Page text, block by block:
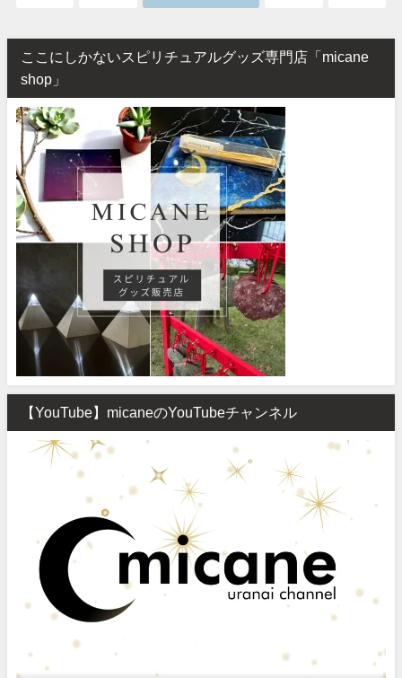
ここにしかないスピリチュアルグッズ専門店「micane
shop」
【YouTube】micaneのYouTubeチャンネル